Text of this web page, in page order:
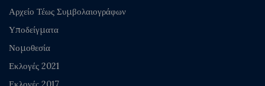
Αρχείο Τέως Συμβολαιογράφων
Υποδείγματα
Νομοθεσία
Εκλογές 2021